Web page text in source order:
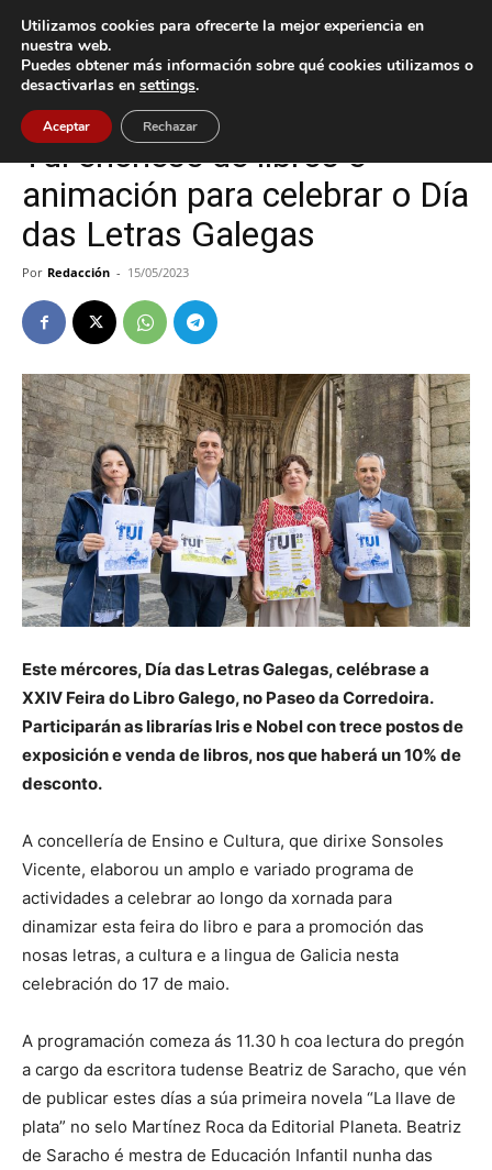
Inicio Cultura / Ocio
Cultura / Ocio Tui
Tui énchese de libros e
animación para celebrar o Día
das Letras Galegas
Por Redacción - 15/05/2023
Este mércores, Día das Letras Galegas, celébrase a
XXIV Feira do Libro Galego, no Paseo da Corredoira.
Participarán as librarías Iris e Nobel con trece postos de
exposición e venda de libros, nos que haberá un 10% de
desconto.
A concellería de Ensino e Cultura, que dirixe Sonsoles
Vicente, elaborou un amplo e variado programa de
actividades a celebrar ao longo da xornada para
dinamizar esta feira do libro e para a promoción das
nosas letras, a cultura e a lingua de Galicia nesta
celebración do 17 de maio.
A programación comeza ás 11.30 h coa lectura do pregón
a cargo da escritora tudense Beatriz de Saracho, que vén
de publicar estes días a súa primeira novela “La llave de
plata” no selo Martínez Roca da Editorial Planeta. Beatriz
de Saracho é mestra de Educación Infantil nunha das
Utilizamos cookies para ofrecerte la mejor experiencia en
nuestra web.
Puedes obtener más información sobre qué cookies utilizamos o
desactivarlas en settings.
Aceptar Rechazar